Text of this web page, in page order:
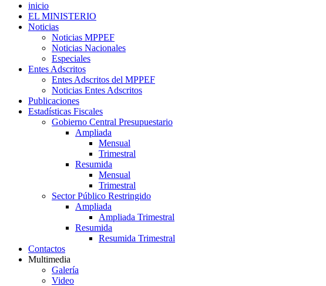
inicio
EL MINISTERIO
Noticias
Noticias MPPEF
Noticias Nacionales
Especiales
Entes Adscritos
Entes Adscritos del MPPEF
Noticias Entes Adscritos
Publicaciones
Estadísticas Fiscales
Gobierno Central Presupuestario
Ampliada
Mensual
Trimestral
Resumida
Mensual
Trimestral
Sector Público Restringido
Ampliada
Ampliada Trimestral
Resumida
Resumida Trimestral
Contactos
Multimedia
Galería
Video